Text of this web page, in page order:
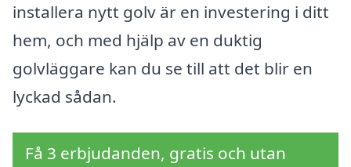
installera nytt golv är en investering i ditt
hem, och med hjälp av en duktig
golvläggare kan du se till att det blir en
lyckad sådan.
Få 3 erbjudanden, gratis och utan